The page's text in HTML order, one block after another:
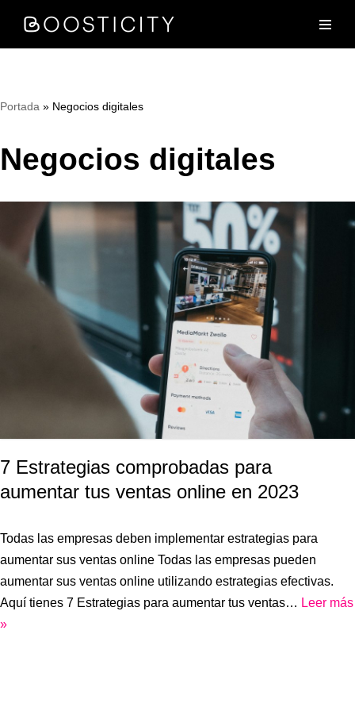
Portada » Negocios digitales
Negocios digitales
7 Estrategias comprobadas para
aumentar tus ventas online en 2023
Todas las empresas deben implementar estrategias para
aumentar sus ventas online Todas las empresas pueden
aumentar sus ventas online utilizando estrategias efectivas.
Aquí tienes 7 Estrategias para aumentar tus ventas… Leer más
»